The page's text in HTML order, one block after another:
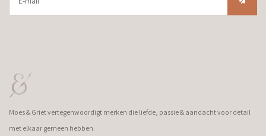
Moes & Griet vertegenwoordigt merken die liefde, passie & aandacht voor detail
met elkaar gemeen hebben.